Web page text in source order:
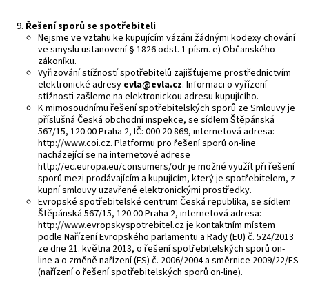
Řešení sporů se spotřebiteli
Nejsme ve vztahu ke kupujícím vázáni žádnými kodexy chování
ve smyslu ustanovení § 1826 odst. 1 písm. e) Občanského
zákoníku.
Vyřizování stížností spotřebitelů zajišťujeme prostřednictvím
elektronické adresy evla@evla.cz. Informaci o vyřízení
stížnosti zašleme na elektronickou adresu kupujícího.
K mimosoudnímu řešení spotřebitelských sporů ze Smlouvy je
příslušná Česká obchodní inspekce, se sídlem Štěpánská
567/15, 120 00 Praha 2, IČ: 000 20 869, internetová adresa:
http://www.coi.cz. Platformu pro řešení sporů on-line
nacházející se na internetové adrese
http://ec.europa.eu/consumers/odrje možné využít při řešení
sporů mezi prodávajícím a kupujícím, který je spotřebitelem, z
kupní smlouvy uzavřené elektronickými prostředky.
Evropské spotřebitelské centrum Česká republika, se sídlem
Štěpánská 567/15, 120 00 Praha 2, internetová adresa:
http://www.evropskyspotrebitel.czje kontaktním místem
podle Nařízení Evropského parlamentu a Rady (EU) č. 524/2013
ze dne 21. května 2013, o řešení spotřebitelských sporů on-
line a o změně nařízení (ES) č. 2006/2004 a směrnice 2009/22/ES
(nařízení o řešení spotřebitelských sporů on-line).